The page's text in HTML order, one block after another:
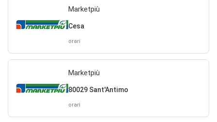
Marketpiù
Cesa
orari
Marketpiù
80029 Sant'Antimo
orari